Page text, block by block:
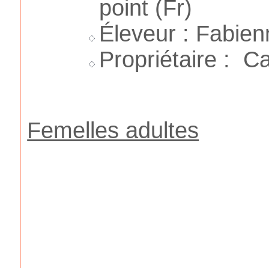
point (Fr)
Éleveur :
Propriétaire :
Femelles adultes